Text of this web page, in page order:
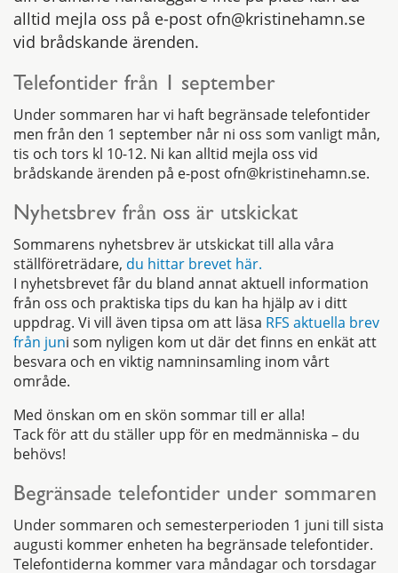
alltid mejla oss på e-post ofn@kristinehamn.se
vid brådskande ärenden.
Telefontider från 1 september
Under sommaren har vi haft begränsade telefontider
men från den 1 september når ni oss som vanligt mån,
tis och tors kl 10-12. Ni kan alltid mejla oss vid
brådskande ärenden på e-post ofn@kristinehamn.se.
Nyhetsbrev från oss är utskickat
Sommarens nyhetsbrev är utskickat till alla våra
ställföreträdare, du hittar brevet här.
I nyhetsbrevet får du bland annat aktuell information
från oss och praktiska tips du kan ha hjälp av i ditt
uppdrag. Vi vill även tipsa om att läsa RFS aktuella brev
från juni som nyligen kom ut där det finns en enkät att
besvara och en viktig namninsamling inom vårt
område.
Med önskan om en skön sommar till er alla!
Tack för att du ställer upp för en medmänniska – du
behövs!
Begränsade telefontider under sommaren
Under sommaren och semesterperioden 1 juni till sista
augusti kommer enheten ha begränsade telefontider.
Telefontiderna kommer vara måndagar och torsdagar